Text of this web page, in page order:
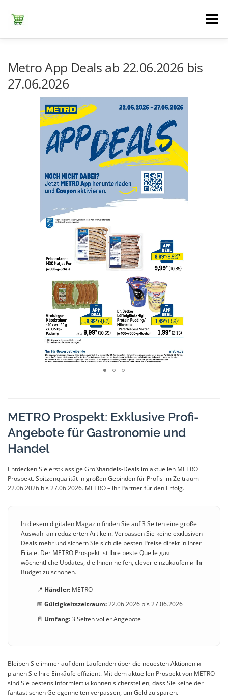
Inhalt
springen
Menü
NETTO DISCOUNT NORMA REWE
Metro App Deals ab 22.06.2026 bis
27.06.2026
METRO Prospekt: Exklusive Profi-
Angebote für Gastronomie und
Handel
Entdecken Sie erstklassige Großhandels-Deals im aktuellen METRO
Prospekt. Spitzenqualität in großen Gebinden für Profis im Zeitraum
22.06.2026 bis 27.06.2026. METRO – Ihr Partner für den Erfolg.
In diesem digitalen Magazin finden Sie auf 3 Seiten eine große
Auswahl an reduzierten Artikeln. Verpassen Sie keine exкlusiven
Deals mehr und sichern Sie sich die besten Preise direkt in Ihrer
Filiale. Der METRO Prospekt ist Ihre beste Quelle для
wöchentliche Updates, die Ihnen helfen, clever einzukaufen и Ihr
Budget zu schonen.
📍 Händler:METRO
📅 Gültigkeitszeitraum:22.06.2026 bis 27.06.2026
📄 Umfang:3 Seiten voller Angebote
Bleiben Sie immer auf dem Laufenden über die neuesten Aktionen и
planen Sie Ihre Einkäufe effizient. Mit dem aktuellen Prospekt von METRO
sind Sie bestens informiert и können sicherstellen, dass Sie keine der
fantastischen Gelegenheiten verpassen, um Geld zu sparen.